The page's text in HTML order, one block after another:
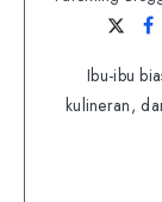
on
Ibu-ibu
kulineran,